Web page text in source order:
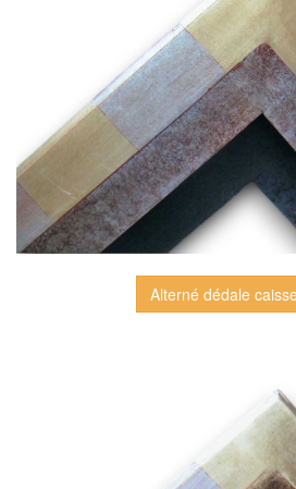
Alterné dédale